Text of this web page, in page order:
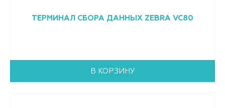
ТЕРМИНАЛ СБОРА ДАННЫХ ZEBRA VC80
В КОРЗИНУ